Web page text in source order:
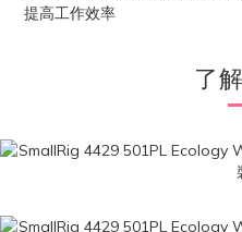
提高工作效率
了